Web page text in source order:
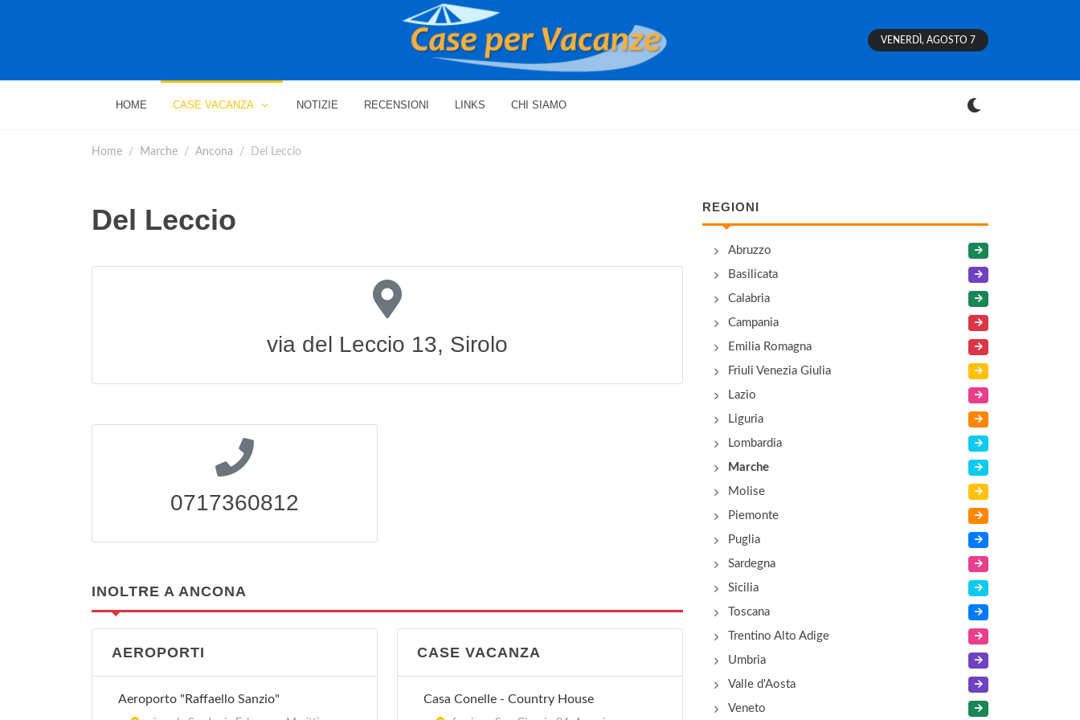
VENERDÌ, AGOSTO 7
HOME CASE VACANZA NOTIZIE RECENSIONI LINKS CHI SIAMO
Home Marche Ancona Del Leccio
Del Leccio
via del Leccio 13, Sirolo
0717360812
INOLTRE A ANCONA
AEROPORTI
Aeroporto "Raffaello Sanzio"
CASE VACANZA
Casa Conelle - Country House
REGIONI
Abruzzo
Basilicata
Calabria
Campania
Emilia Romagna
Friuli Venezia Giulia
Lazio
Liguria
Lombardia
Marche
Molise
Piemonte
Puglia
Sardegna
Sicilia
Toscana
Trentino Alto Adige
Umbria
Valle d'Aosta
Veneto